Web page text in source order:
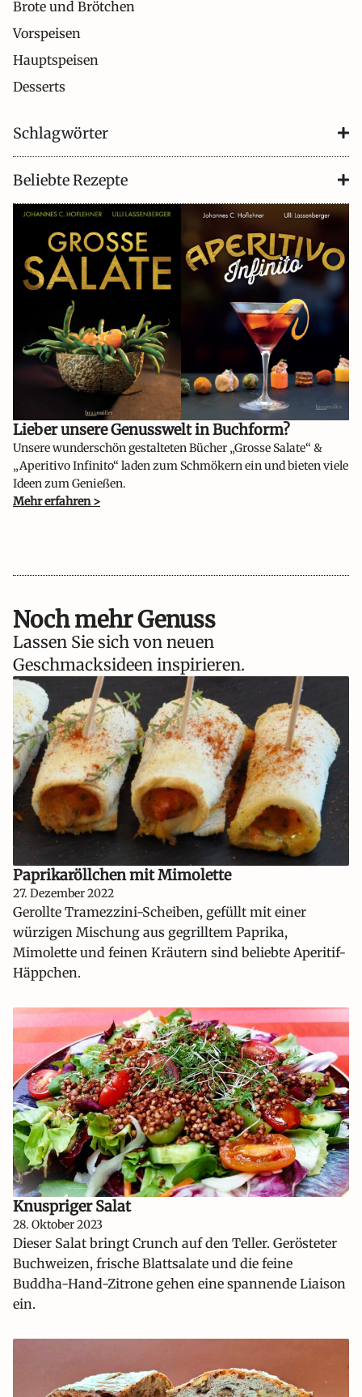
Brote und Brötchen
Vorspeisen
Hauptspeisen
Desserts
Schlagwörter
Beliebte Rezepte
Lieber unsere Genusswelt in Buchform?​
Unsere wunderschön gestalteten Bücher „Grosse Salate“ &
„Aperitivo Infinito“ laden zum Schmökern ein und bieten viele
Ideen zum Genießen.
Mehr erfahren >
Noch mehr Genuss
Lassen Sie sich von neuen
Geschmacksideen inspirieren.
Paprikaröllchen mit Mimolette
27. Dezember 2022
Gerollte Tramezzini-Scheiben, gefüllt mit einer
würzigen Mischung aus gegrilltem Paprika,
Mimolette und feinen Kräutern sind beliebte Aperitif-
Häppchen.
Knuspriger Salat
28. Oktober 2023
Dieser Salat bringt Crunch auf den Teller. Gerösteter
Buchweizen, frische Blattsalate und die feine
Buddha-Hand-Zitrone gehen eine spannende Liaison
ein.